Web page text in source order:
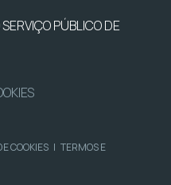
PÚBLICO DE
COOKIES | TERMOS E